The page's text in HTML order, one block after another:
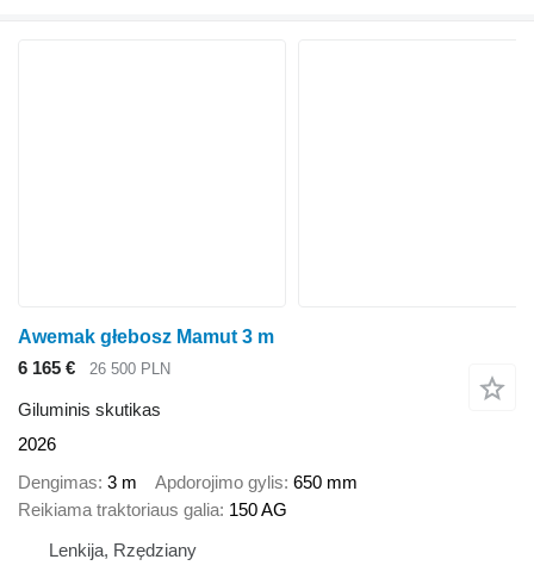
Awemak głebosz Mamut 3 m
6 165 €
26 500 PLN
Giluminis skutikas
2026
Dengimas 3 m Apdorojimo gylis 650 mm
Reikiama traktoriaus galia 150 AG
Lenkija, Rzędziany